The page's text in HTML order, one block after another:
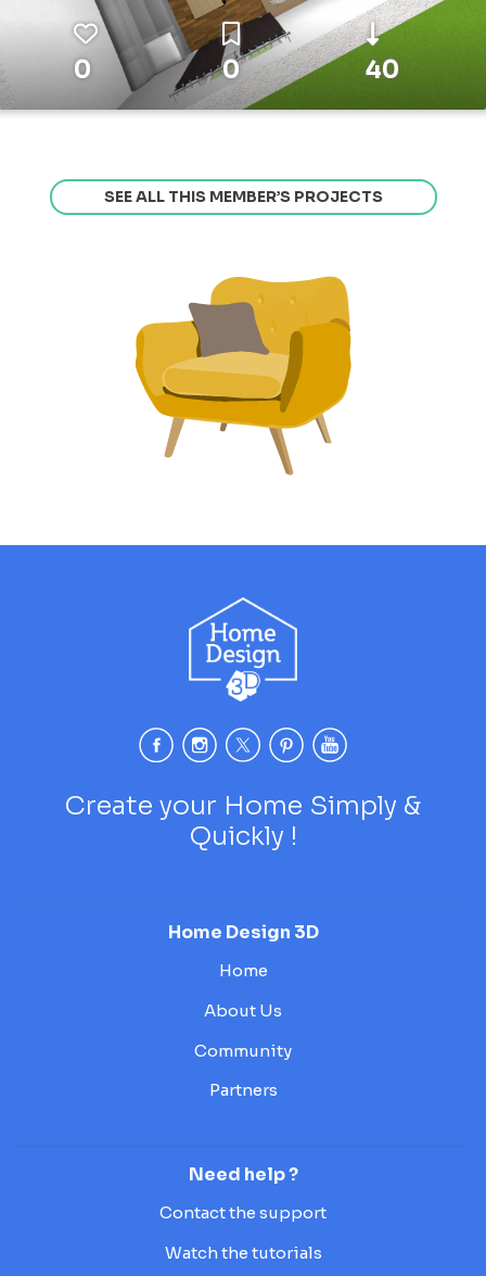
0 0 40
SEE ALL THIS MEMBER’S PROJECTS
Create your Home Simply &
Quickly !
Home Design 3D
Home
About Us
Community
Partners
Need help ?
Contact the support
Watch the tutorials